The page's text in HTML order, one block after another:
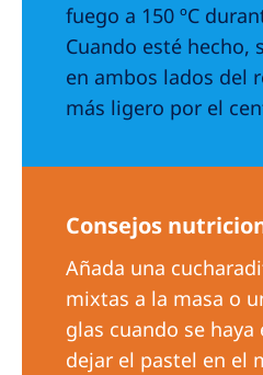
fuego a 150 ºC
Cuando esté hecho,
en ambos lados del
más ligero por el
Consejos
Añada una
mixtas a la masa o
glas cuando se
dejar el pastel en el